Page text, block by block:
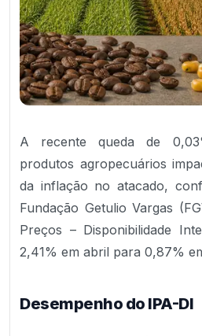
A recente queda de
produtos agropecuários
da inflação no atacado,
Fundação Getulio Vargas
Preços – Disponibilidade
2,41% em abril para 0,87%
Desempenho do IPA-DI